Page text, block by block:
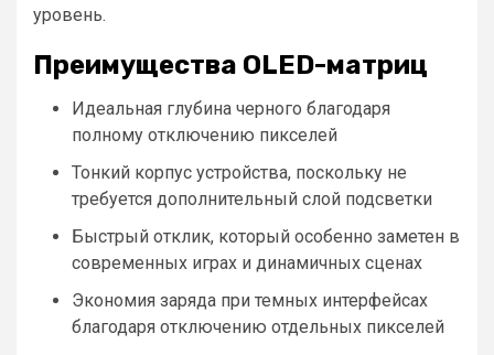
уровень.
Преимущества OLED-матриц
Идеальная глубина черного благодаря
полному отключению пикселей
Тонкий корпус устройства, поскольку не
требуется дополнительный слой подсветки
Быстрый отклик, который особенно заметен в
современных играх и динамичных сценах
Экономия заряда при темных интерфейсах
благодаря отключению отдельных пикселей